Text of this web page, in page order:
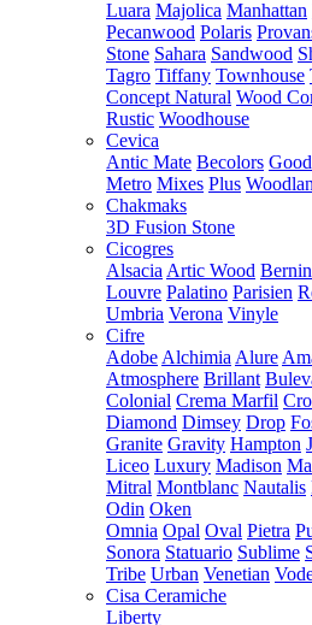
Luara Majolica Manhattan
Pecanwood Polaris
Stone Sahara Sandwood
Tagro Tiffany Townhouse
Concept Natural Wood
Rustic Woodhouse
Cevica
Antic Mate Becolors
Metro Mixes Plus
Chakmaks
3D Fusion Stone
Cicogres
Alsacia Artic Wood
Louvre Palatino Parisien
Umbria Verona Vinyle
Cifre
Adobe Alchimia Alure
Atmosphere Brillant
Colonial Crema Marfil
Diamond Dimsey Drop
Granite Gravity Hampton
Liceo Luxury Madison
Mitral Montblanc Nautalis
Odin Oken
Omnia Opal Oval Pietra
Sonora Statuario Sublime
Tribe Urban Venetian
Cisa Ceramiche
Liberty